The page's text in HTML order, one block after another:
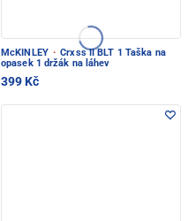
McKINLEY · Crxss II BLT 1 Taška na
opasek 1 držák na láhev
399 Kč